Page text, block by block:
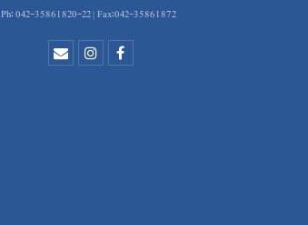
Ph: 042-35861820-22 | Fax:042-35861872